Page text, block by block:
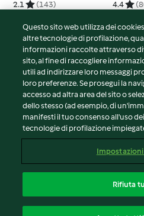
2.1 (143) 4.4
© Copyright 2026
Termini del servizio
Informativa sulla privacy
Avvertenze generali
Note legali
Contenuto del rapporto
Dichiarazione di accessibilità
Questo sito web utilizza dei
altre tecnologie di profilazione,
informazioni raccolte attraverso
sito, al fine di raccogliere
utili ad indirizzare loro messaggi
loro preferenze. Se prosegui la
accesso ad altra area del sito o
dello stesso (ad esempio, di
manifesti il tuo consenso all'uso
tecnologie di profilazione
Rifiuta